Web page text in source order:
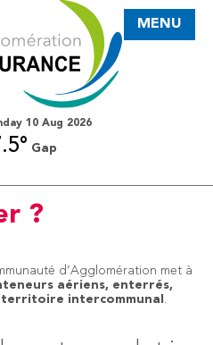
10 Aug 2026
Gap
MENU
?
d’Agglomération met à
aériens, enterrés,
intercommunal .